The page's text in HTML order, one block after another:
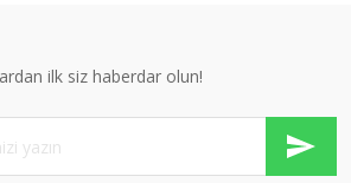
ilk siz haberdar olun!